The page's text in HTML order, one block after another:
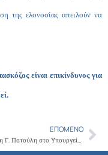
της ελονοσίας απειλούν να
είναι επικίνδυνος για
ΕΠΌΜΕΝΟ
Απάντηση Γ. Πατούλη στο Υπουργείο Υγείας σχετικά με την ελονοσία